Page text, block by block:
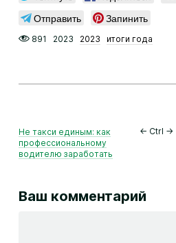
Отправить
Запинить
891 2023 2023 итоги года
Не такси единым: как
профессиональному
водителю заработать
← Ctrl →
Ваш комментарий